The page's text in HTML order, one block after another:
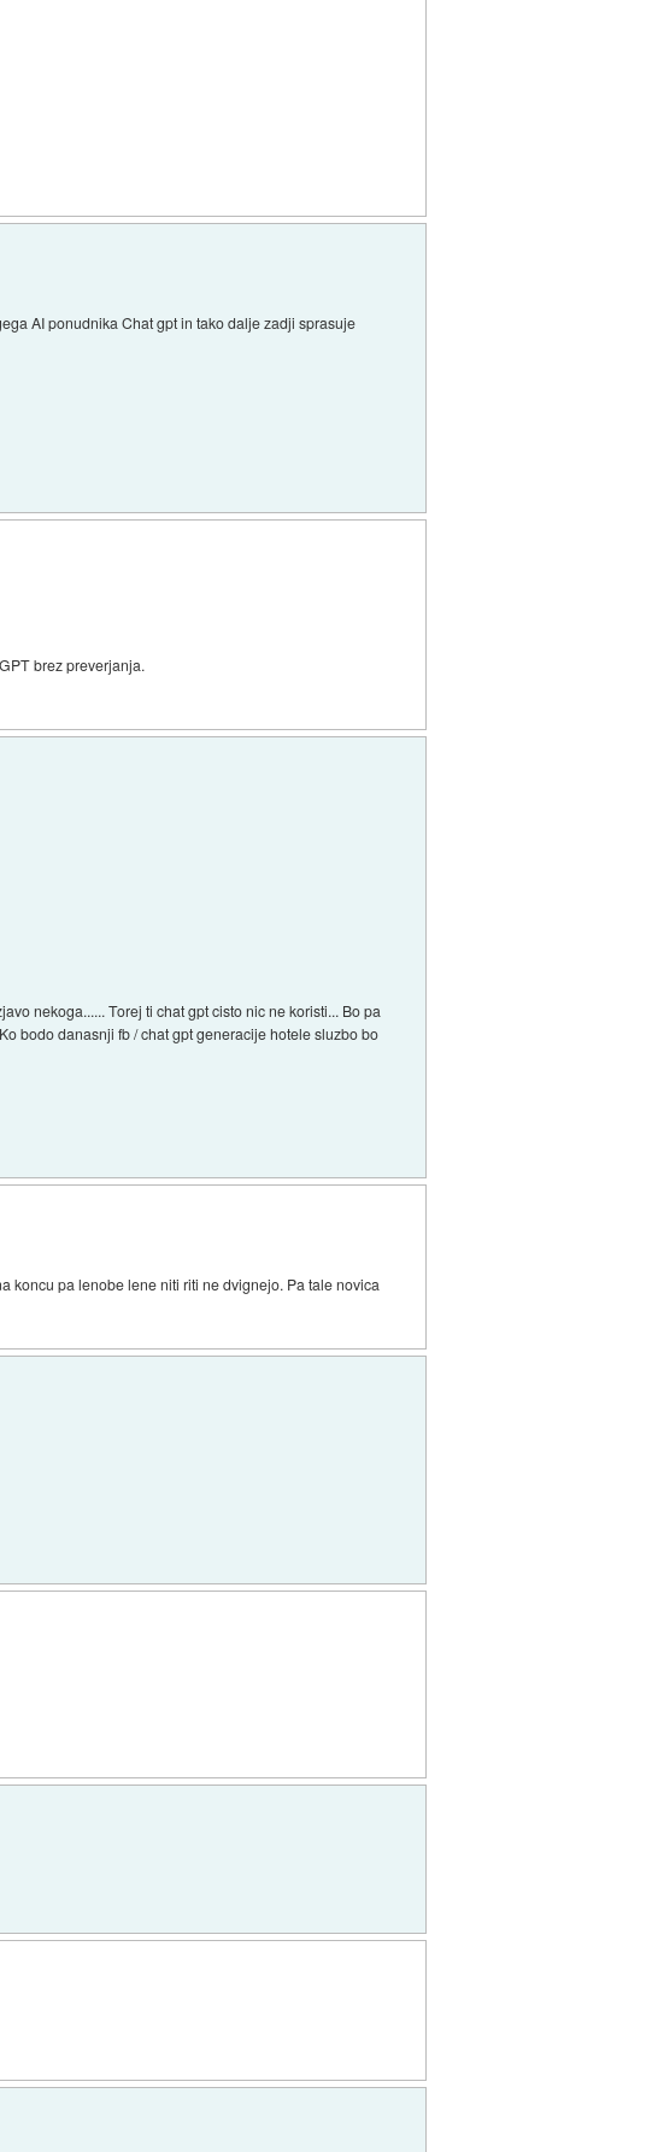
AI ponudnika Chat gpt in tako dalje zadji sprasuje
brez preverjanja.
nekoga...... Torej ti chat gpt cisto nic ne koristi... Bo pa
bodo danasnji fb / chat gpt generacije hotele sluzbo bo
koncu pa lenobe lene niti riti ne dvignejo. Pa tale novica